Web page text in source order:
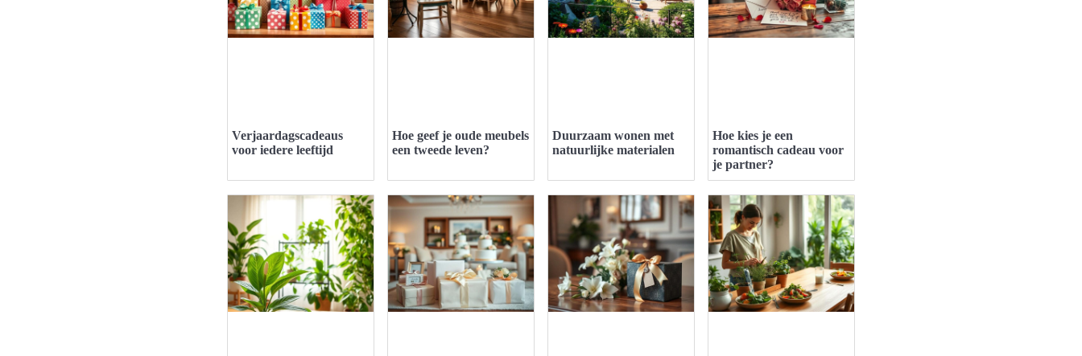
Verjaardagscadeaus
voor iedere leeftijd
Hoe geef je oude meubels
een tweede leven?
Duurzaam wonen met
natuurlijke materialen
Hoe kies je een
romantisch cadeau voor
je partner?